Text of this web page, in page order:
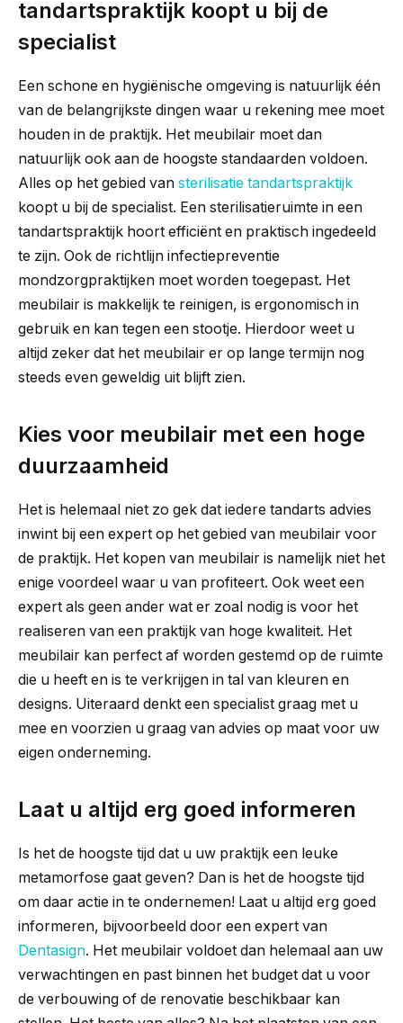
tandartspraktijk koopt u bij de
specialist
Een schone en hygiënische omgeving is natuurlijk één
van de belangrijkste dingen waar u rekening mee moet
houden in de praktijk. Het meubilair moet dan
natuurlijk ook aan de hoogste standaarden voldoen.
Alles op het gebied van sterilisatie tandartspraktijk
koopt u bij de specialist. Een sterilisatieruimte in een
tandartspraktijk hoort efficiënt en praktisch ingedeeld
te zijn. Ook de richtlijn infectiepreventie
mondzorgpraktijken moet worden toegepast. Het
meubilair is makkelijk te reinigen, is ergonomisch in
gebruik en kan tegen een stootje. Hierdoor weet u
altijd zeker dat het meubilair er op lange termijn nog
steeds even geweldig uit blijft zien.
Kies voor meubilair met een hoge
duurzaamheid
Het is helemaal niet zo gek dat iedere tandarts advies
inwint bij een expert op het gebied van meubilair voor
de praktijk. Het kopen van meubilair is namelijk niet het
enige voordeel waar u van profiteert. Ook weet een
expert als geen ander wat er zoal nodig is voor het
realiseren van een praktijk van hoge kwaliteit. Het
meubilair kan perfect af worden gestemd op de ruimte
die u heeft en is te verkrijgen in tal van kleuren en
designs. Uiteraard denkt een specialist graag met u
mee en voorzien u graag van advies op maat voor uw
eigen onderneming.
Laat u altijd erg goed informeren
Is het de hoogste tijd dat u uw praktijk een leuke
metamorfose gaat geven? Dan is het de hoogste tijd
om daar actie in te ondernemen! Laat u altijd erg goed
informeren, bijvoorbeeld door een expert van
Dentasign. Het meubilair voldoet dan helemaal aan uw
verwachtingen en past binnen het budget dat u voor
de verbouwing of de renovatie beschikbaar kan